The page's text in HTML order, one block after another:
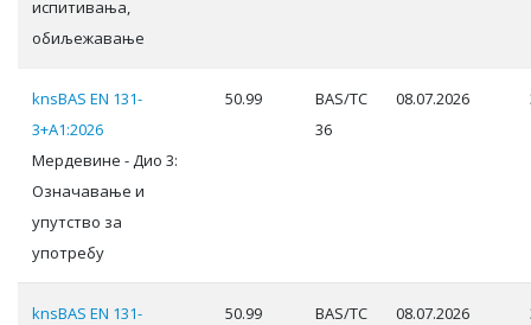
испитивања,
обиљежавање
knsBAS EN 131-
3+A1:2026
Мердевине - Дио 3:
Означавање и
упутство за
употребу
50.99
BAS/TC
36
08.07.2026
knsBAS EN 131-
50.99
BAS/TC
08.07.2026